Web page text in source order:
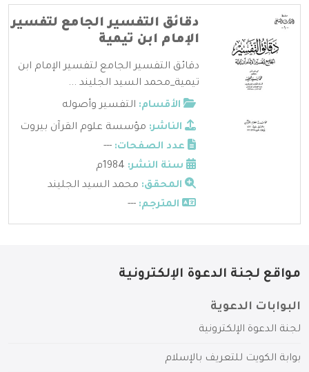
دقائق التفسير الجامع لتفسير
الإمام ابن تيمية
دقائق التفسير الجامع لتفسير الإمام ابن
تيمية_محمد السيد الجليند ...
الأقسام: التفسير وأصوله
الناشر: مؤسسة علوم القرآن بيروت
عدد الصفحات: ---
سنة النشر:
المحقق: محمد السيد الجليند
المترجم: ---
مواقع لجنة الدعوة الإلكترونية
البوابات الدعوية
لجنة الدعوة الإلكترونية
بوابة الكويت للتعريف بالإسلام